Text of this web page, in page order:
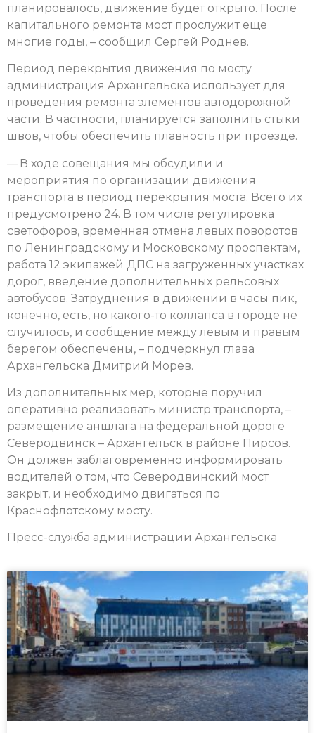
планировалось, движение будет открыто. После
капитального ремонта мост прослужит еще
многие годы, – сообщил Сергей Роднев.
Период перекрытия движения по мосту
администрация Архангельска использует для
проведения ремонта элементов автодорожной
части. В частности, планируется заполнить стыки
швов, чтобы обеспечить плавность при проезде.
— В ходе совещания мы обсудили и
мероприятия по организации движения
транспорта в период перекрытия моста. Всего их
предусмотрено 24. В том числе регулировка
светофоров, временная отмена левых поворотов
по Ленинградскому и Московскому проспектам,
работа 12 экипажей ДПС на загруженных участках
дорог, введение дополнительных рельсовых
автобусов. Затруднения в движении в часы пик,
конечно, есть, но какого-то коллапса в городе не
случилось, и сообщение между левым и правым
берегом обеспечены, – подчеркнул глава
Архангельска Дмитрий Морев.
Из дополнительных мер, которые поручил
оперативно реализовать министр транспорта, –
размещение аншлага на федеральной дороге
Северодвинск – Архангельск в районе Пирсов.
Он должен заблаговременно информировать
водителей о том, что Северодвинский мост
закрыт, и необходимо двигаться по
Краснофлотскому мосту.
Пресс-служба администрации Архангельска